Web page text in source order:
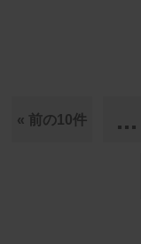
« 前の10件 ...